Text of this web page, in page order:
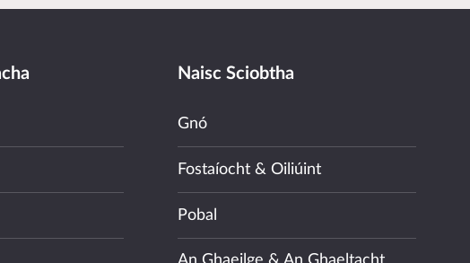
Naisc Sciobtha
Gnó
Fostaíocht & Oiliúint
Pobal